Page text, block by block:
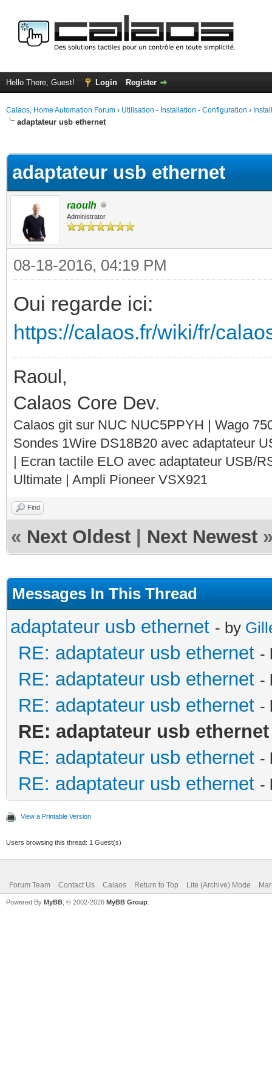
Hello There, Guest! Login Register
Calaos, Home Automation Forum › Utilisation - Installation - Configuration ›
adaptateur usb ethernet
adaptateur usb ethernet
raoulh
Administrator
08-18-2016, 04:19 PM
Oui regarde ici:
https://calaos.fr/wiki/fr/
Raoul,
Calaos Core Dev.
Calaos git sur NUC NUC5PPYH | Wago
Sondes 1Wire DS18B20 avec adaptateur
| Ecran tactile ELO avec adaptateur USB/
Ultimate | Ampli Pioneer VSX921
Find
« Next Oldest Next Newest
Messages In This Thread
adaptateur usb ethernet - by
RE: adaptateur usb ethernet -
RE: adaptateur usb ethernet -
RE: adaptateur usb ethernet -
RE: adaptateur usb ethernet
RE: adaptateur usb ethernet -
RE: adaptateur usb ethernet -
View a Printable Version
Users browsing this thread: 1 Guest(s)
Forum Team Contact Us Calaos Return to Top Lite (Archive) Mode
Powered By MyBB , © 2002-2026 MyBB Group